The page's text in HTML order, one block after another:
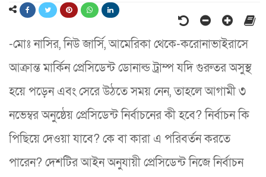
-মোঃ নাসির, নিউ জার্সি, আমেরিকা থেকে-করোনাভাইরাসে
আক্রান্ত মার্কিন প্রেসিডেন্ট ডোনাল্ড ট্রাম্প যদি গুরুতর অসুস্থ
হয়ে পড়েন এবং সেরে উঠতে সময় নেন, তাহলে আগামী ৩
নভেম্বর অনুষ্ঠেয় প্রেসিডেন্ট নির্বাচনের কী হবে? নির্বাচন কি
পিছিয়ে দেওয়া যাবে? কে বা কারা এ পরিবর্তন করতে
পারেন? দেশটির আইন অনুযায়ী প্রেসিডেন্ট নিজে নির্বাচন